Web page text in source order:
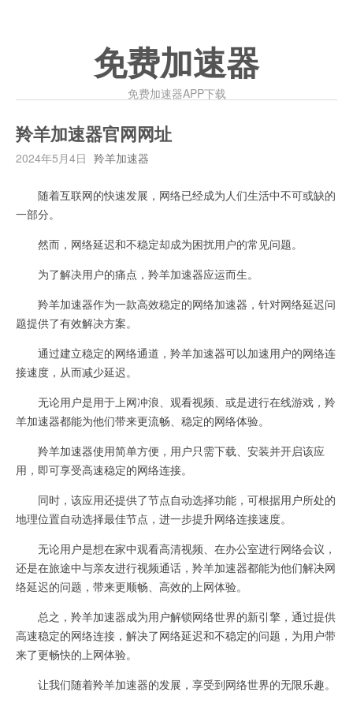
免费加速器
免费加速器APP下载
羚羊加速器官网网址
2024年5月4日 羚羊加速器
随着互联网的快速发展，网络已经成为人们生活中不可或缺的
一部分。
然而，网络延迟和不稳定却成为困扰用户的常见问题。
为了解决用户的痛点，羚羊加速器应运而生。
羚羊加速器作为一款高效稳定的网络加速器，针对网络延迟问
题提供了有效解决方案。
通过建立稳定的网络通道，羚羊加速器可以加速用户的网络连
接速度，从而减少延迟。
无论用户是用于上网冲浪、观看视频、或是进行在线游戏，羚
羊加速器都能为他们带来更流畅、稳定的网络体验。
羚羊加速器使用简单方便，用户只需下载、安装并开启该应
用，即可享受高速稳定的网络连接。
同时，该应用还提供了节点自动选择功能，可根据用户所处的
地理位置自动选择最佳节点，进一步提升网络连接速度。
无论用户是想在家中观看高清视频、在办公室进行网络会议，
还是在旅途中与亲友进行视频通话，羚羊加速器都能为他们解决网
络延迟的问题，带来更顺畅、高效的上网体验。
总之，羚羊加速器成为用户解锁网络世界的新引擎，通过提供
高速稳定的网络连接，解决了网络延迟和不稳定的问题，为用户带
来了更畅快的上网体验。
让我们随着羚羊加速器的发展，享受到网络世界的无限乐趣。